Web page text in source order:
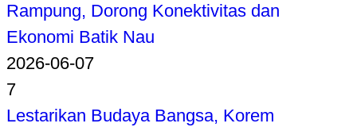
Rampung, Dorong Konektivitas dan
Ekonomi Batik Nau
2026-06-07
7
Lestarikan Budaya Bangsa, Korem